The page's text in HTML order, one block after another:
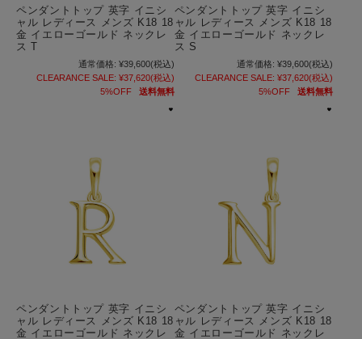
ペンダントトップ 英字 イニシ
ャル レディース メンズ K18 18
金 イエローゴールド ネックレ
ス T
通常価格: ¥39,600(税込)
CLEARANCE SALE: ¥37,620(税込)
5%OFF
送料無料
ペンダントトップ 英字 イニシ
ャル レディース メンズ K18 18
金 イエローゴールド ネックレ
ス S
通常価格: ¥39,600(税込)
CLEARANCE SALE: ¥37,620(税込)
5%OFF
送料無料
ペンダントトップ 英字 イニシ
ャル レディース メンズ K18 18
金 イエローゴールド ネックレ
ペンダントトップ 英字 イニシ
ャル レディース メンズ K18 18
金 イエローゴールド ネックレ